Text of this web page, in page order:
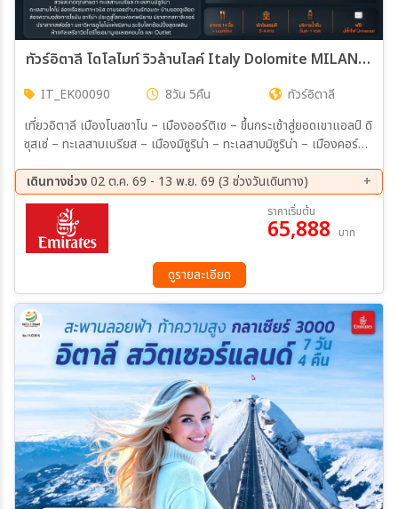
ทัวร์อิตาลี โดโลไมท์ วิวล้านไลค์ Italy Dolomite MILAN VANICE 8วัน 5คืน (EK)
IT_EK00090 8วัน 5คืน
ทัวร์อิตาลี
เที่ยวอิตาลี เมืองโบลซาโน – เมืองออร์ติเซ – ขึ้นกระเช้าสู่ยอดเขาแอลป์ ดิ
ซุสเซ่ – ทะเลสาบเบรียส – เมืองมิซูริน่า – ทะเลสาบมิซูริน่า – เมืองคอร์ตี
(รวม Private Boat ไป-กลับ) – จัตุรัสซานมาร์โค – สะพานริอัลโต –
โบสถ์เซนต์มาร์ก – พระราชวังดอจส์ – เมืองเวนิสเมสเตร เมืองเวนิสเมส
เตร – เมืองเซอร์มิโอนี – ปราสาทสกาลิเจอร์ (ด้านนอก) – เมืองมิลาน –
ปราสาทสฟอร์ ซา (ด้านนอก) เมืองมิลาน – เมืองโคโม่ – ชมทะเลสาบโคโม่
– เมืองมิลาน – มหาวิหารดูโอโม่ – ห้างกัลเลรีอาวิตโตรีโยเอมานูเอเลเซ
คอนโด เมืองเซร์ราวัลเล สคริเวีย – Serravalle Designer Outlet – ท่า
อากาศยานนานาชาติมิลาโนมัลเปนซา ประเทศอิตาลี
เดินทางช่วง02 ต.ค. 69 - 13 พ.ย. 69 (3 ช่วงวันเดินทาง)
02 ต.ค. 69 - 09 ต.ค. 69
08 ต.ค. 69 - 15 ต.ค. 69
06 พ.ย. 69 - 13 พ.ย. 69
ราคาเริ่มต้น
65,888 บาท
ดูรายละเอียด